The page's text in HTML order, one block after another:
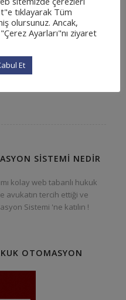
SISTEMI NEDIR
kolay web tabanlı hukuk
avukatın tercih ettiği ve
Sistemi 'ne katılın !
OTOMASYON
tıklayarak Tüm
olursunuz. Ancak,
Ayarları"nı ziyaret
Et